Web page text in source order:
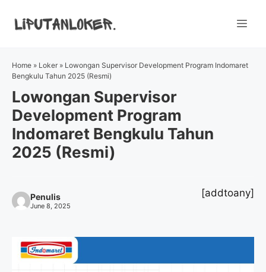
Home » Loker » Lowongan Supervisor Development Program Indomaret
Bengkulu Tahun 2025 (Resmi)
Lowongan Supervisor
Development Program
Indomaret Bengkulu Tahun
2025 (Resmi)
Penulis
June 8, 2025
[addtoany]